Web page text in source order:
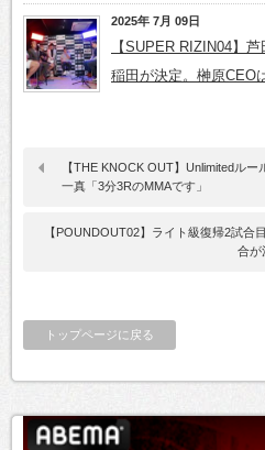
2025年 7月 09日
【SUPER RIZIN04】
稲田が決定。榊原CEO
【THE KNOCK OUT】Unlimitedル
一真「3分3RのMMAです」
【POUNDOUT02】ライト級復帰2試合
合が
トップページに戻る